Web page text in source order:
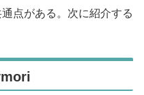
点がある。次に紹介する